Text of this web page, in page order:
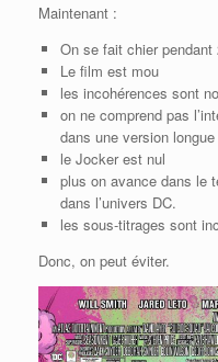
Maintenant :
On se fait chier pendant
Le film est mou
les incohérences sont
on ne comprend pas
dans une version
le Jocker est nul
plus on avance dans le
dans l’univers DC.
les sous-titrages sont
Donc, on peut éviter.